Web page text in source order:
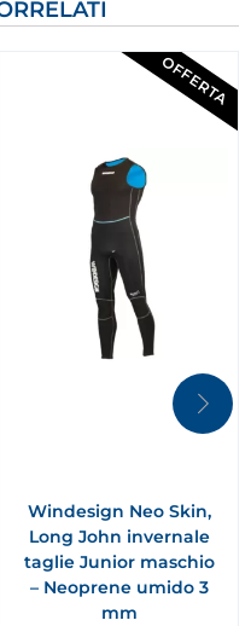
OFFERTA
Windesign Neo Skin,
Long John invernale
taglie Junior maschio
– Neoprene umido 3
mm